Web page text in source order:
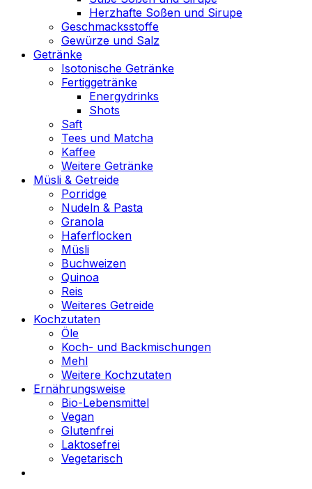
Herzhafte Soßen und Sirupe
Geschmacksstoffe
Gewürze und Salz
Getränke
Isotonische Getränke
Fertiggetränke
Energydrinks
Shots
Saft
Tees und Matcha
Kaffee
Weitere Getränke
Müsli & Getreide
Porridge
Nudeln & Pasta
Granola
Haferflocken
Müsli
Buchweizen
Quinoa
Reis
Weiteres Getreide
Kochzutaten
Öle
Koch- und Backmischungen
Mehl
Weitere Kochzutaten
Ernährungsweise
Bio-Lebensmittel
Vegan
Glutenfrei
Laktosefrei
Vegetarisch